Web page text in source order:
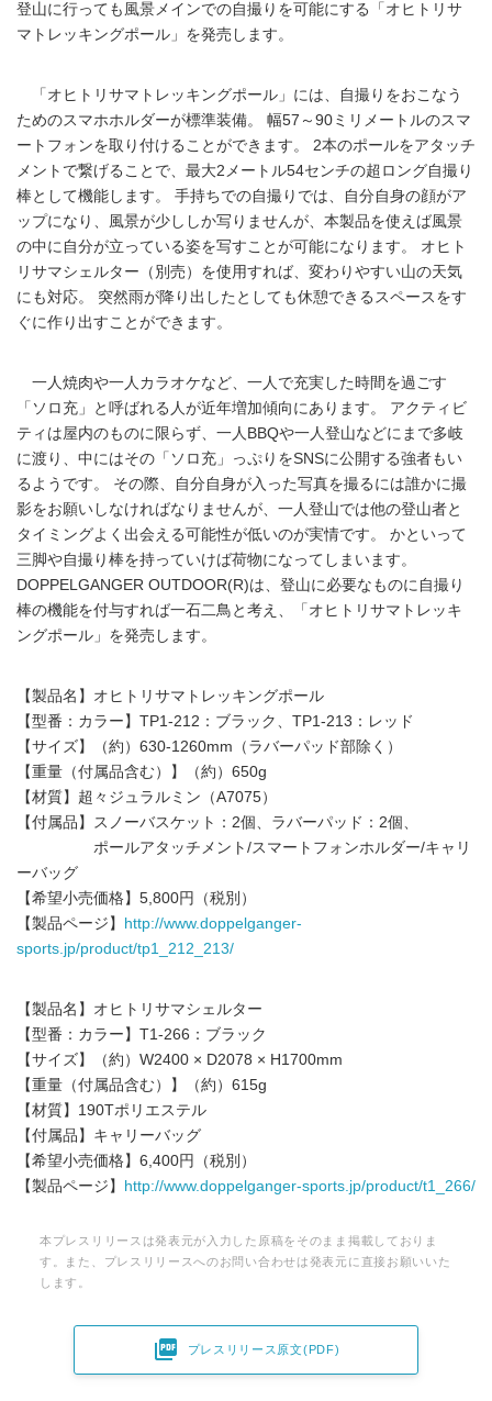
登山に行っても風景メインでの自撮りを可能にする「オヒトリサ
マトレッキングポール」を発売します。
「オヒトリサマトレッキングポール」には、自撮りをおこなう
ためのスマホホルダーが標準装備。 幅57～90ミリメートルのスマ
ートフォンを取り付けることができます。 2本のポールをアタッチ
メントで繋げることで、最大2メートル54センチの超ロング自撮り
棒として機能します。 手持ちでの自撮りでは、自分自身の顔がア
ップになり、風景が少ししか写りませんが、本製品を使えば風景
の中に自分が立っている姿を写すことが可能になります。 オヒト
リサマシェルター（別売）を使用すれば、変わりやすい山の天気
にも対応。 突然雨が降り出したとしても休憩できるスペースをす
ぐに作り出すことができます。
一人焼肉や一人カラオケなど、一人で充実した時間を過ごす
「ソロ充」と呼ばれる人が近年増加傾向にあります。 アクティビ
ティは屋内のものに限らず、一人BBQや一人登山などにまで多岐
に渡り、中にはその「ソロ充」っぷりをSNSに公開する強者もい
るようです。 その際、自分自身が入った写真を撮るには誰かに撮
影をお願いしなければなりませんが、一人登山では他の登山者と
タイミングよく出会える可能性が低いのが実情です。 かといって
三脚や自撮り棒を持っていけば荷物になってしまいます。
DOPPELGANGER OUTDOOR(R)は、登山に必要なものに自撮り
棒の機能を付与すれば一石二鳥と考え、「オヒトリサマトレッキ
ングポール」を発売します。
【製品名】オヒトリサマトレッキングポール
【型番：カラー】TP1-212：ブラック、TP1-213：レッド
【サイズ】（約）630-1260mm（ラバーパッド部除く）
【重量（付属品含む）】（約）650g
【材質】超々ジュラルミン（A7075）
【付属品】スノーバスケット：2個、ラバーパッド：2個、
ポールアタッチメント/スマートフォンホルダー/キャリ
ーバッグ
【希望小売価格】5,800円（税別）
【製品ページ】
http://www.doppelganger-
sports.jp/product/tp1_212_213/
【製品名】オヒトリサマシェルター
【型番：カラー】T1-266：ブラック
【サイズ】（約）W2400 × D2078 × H1700mm
【重量（付属品含む）】（約）615g
【材質】190Tポリエステル
【付属品】キャリーバッグ
【希望小売価格】6,400円（税別）
【製品ページ】
http://www.doppelganger-sports.jp/product/t1_266/
本プレスリリースは発表元が入力した原稿をそのまま掲載しておりま
す。また、プレスリリースへのお問い合わせは発表元に直接お願いいた
します。
 プレスリリース原文(PDF)